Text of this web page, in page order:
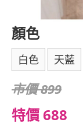
顏色
白色 天藍
市價 899
特價 688